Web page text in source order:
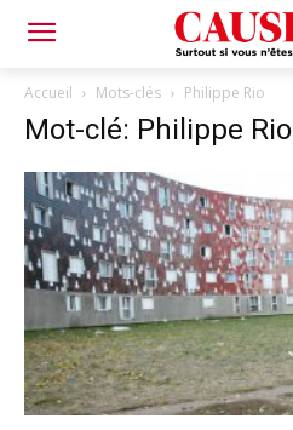
Accueil Mots-clés Philippe Rio
Mot-clé: Philippe Rio